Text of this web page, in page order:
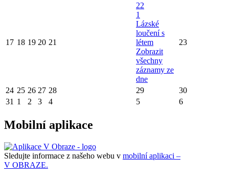
17 18 19 20 21
22
1
Lázské
loučení s
létem
Zobrazit
všechny
záznamy ze
dne
23
24 25 26 27 28 29
30
31 1 2 3 4 5 6
Mobilní aplikace
Sledujte informace z našeho webu v mobilní aplikaci –
V OBRAZE.